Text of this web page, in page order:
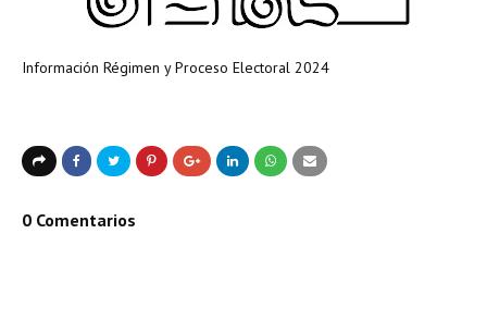
Información Régimen y Proceso Electoral 2024
0 Comentarios